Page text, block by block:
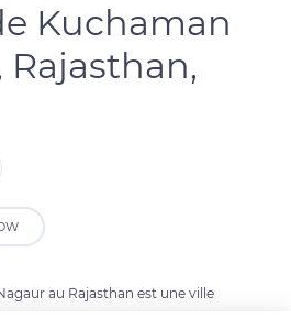
Kuchaman
Rajasthan,
au Rajasthan est une ville